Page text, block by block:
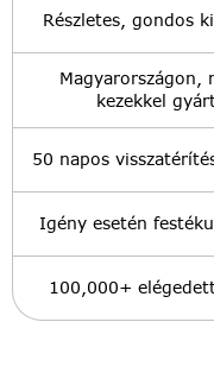
Részletes, gondos
Magyarországon,
kezekkel
50 napos
Igény esetén
100,000+